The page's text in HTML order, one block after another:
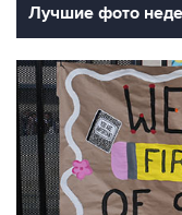
Лучшие фото